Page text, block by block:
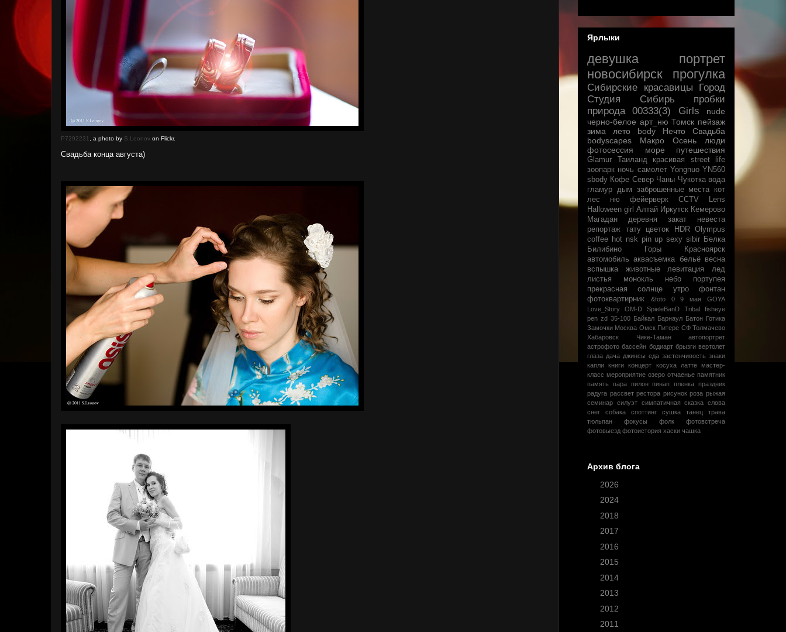
P7292231 , a photo by S.Leonov on Flickr.
Свадьба конца августа)
Ярлыки
девушка
портрет
новосибирск
прогулка
Сибирские красавицы
Город
Студия
Сибирь
пробки
природа
00333(3) Girls
nude
черно-белое арт_ню Томск пейзаж
зима
лето body Нечто
Свадьба
bodyscapes
Макро Осень
люди
фотосессия
море путешествия
Glamur Таиланд красивая
street life
зоопарк ночь самолет Yongnuo YN560
sbody Кофе Север Чаны Чукотка вода
гламур дым заброшенные места
кот
лес
ню фейерверк
CCTV Lens
Halloween girl Алтай Иркутск Кемерово
Магадан
деревня закат
невеста
репортаж
тату цветок HDR
Olympus
coffee hot nsk pin up sexy sibir Белка
Билибино
Горы
Красноярск
автомобиль аквасъемка бельё весна
вспышка
животные левитация
лед
листья
монокль небо
портупея
прекрасная
солнце утро
фонтан
фотоквартирник
&foto 0 9 мая
GOYA
Love_Story
OM-D SpieleBanD Tribal
fisheye
pen zd 35-100 Байкал Барнаул Батон Готика
Замочки Москва Омск Питере СФ Толмачево
Хабаровск
Чике-Таман
автопортрет
астрофото бассейн бодиарт брызги вертолет
глаза дача джинсы еда застенчивость знаки
капли
книги концерт косуха латте
мастер-
класс мероприятие озеро отчаенье памятник
память
пара пилон пинап пленка праздник
радуга рассвет рестора рисунок роза рыжая
семинар силуэт симпатичная сказка слова
снег
собака споттинг сушка танец
трава
тюльпан
фокусы фолк
фотовстреча
фотовыезд фотоистория хаски чашка
Архив блога
2026
2024
2018
2017
2016
2015
2014
2013
2012
2011